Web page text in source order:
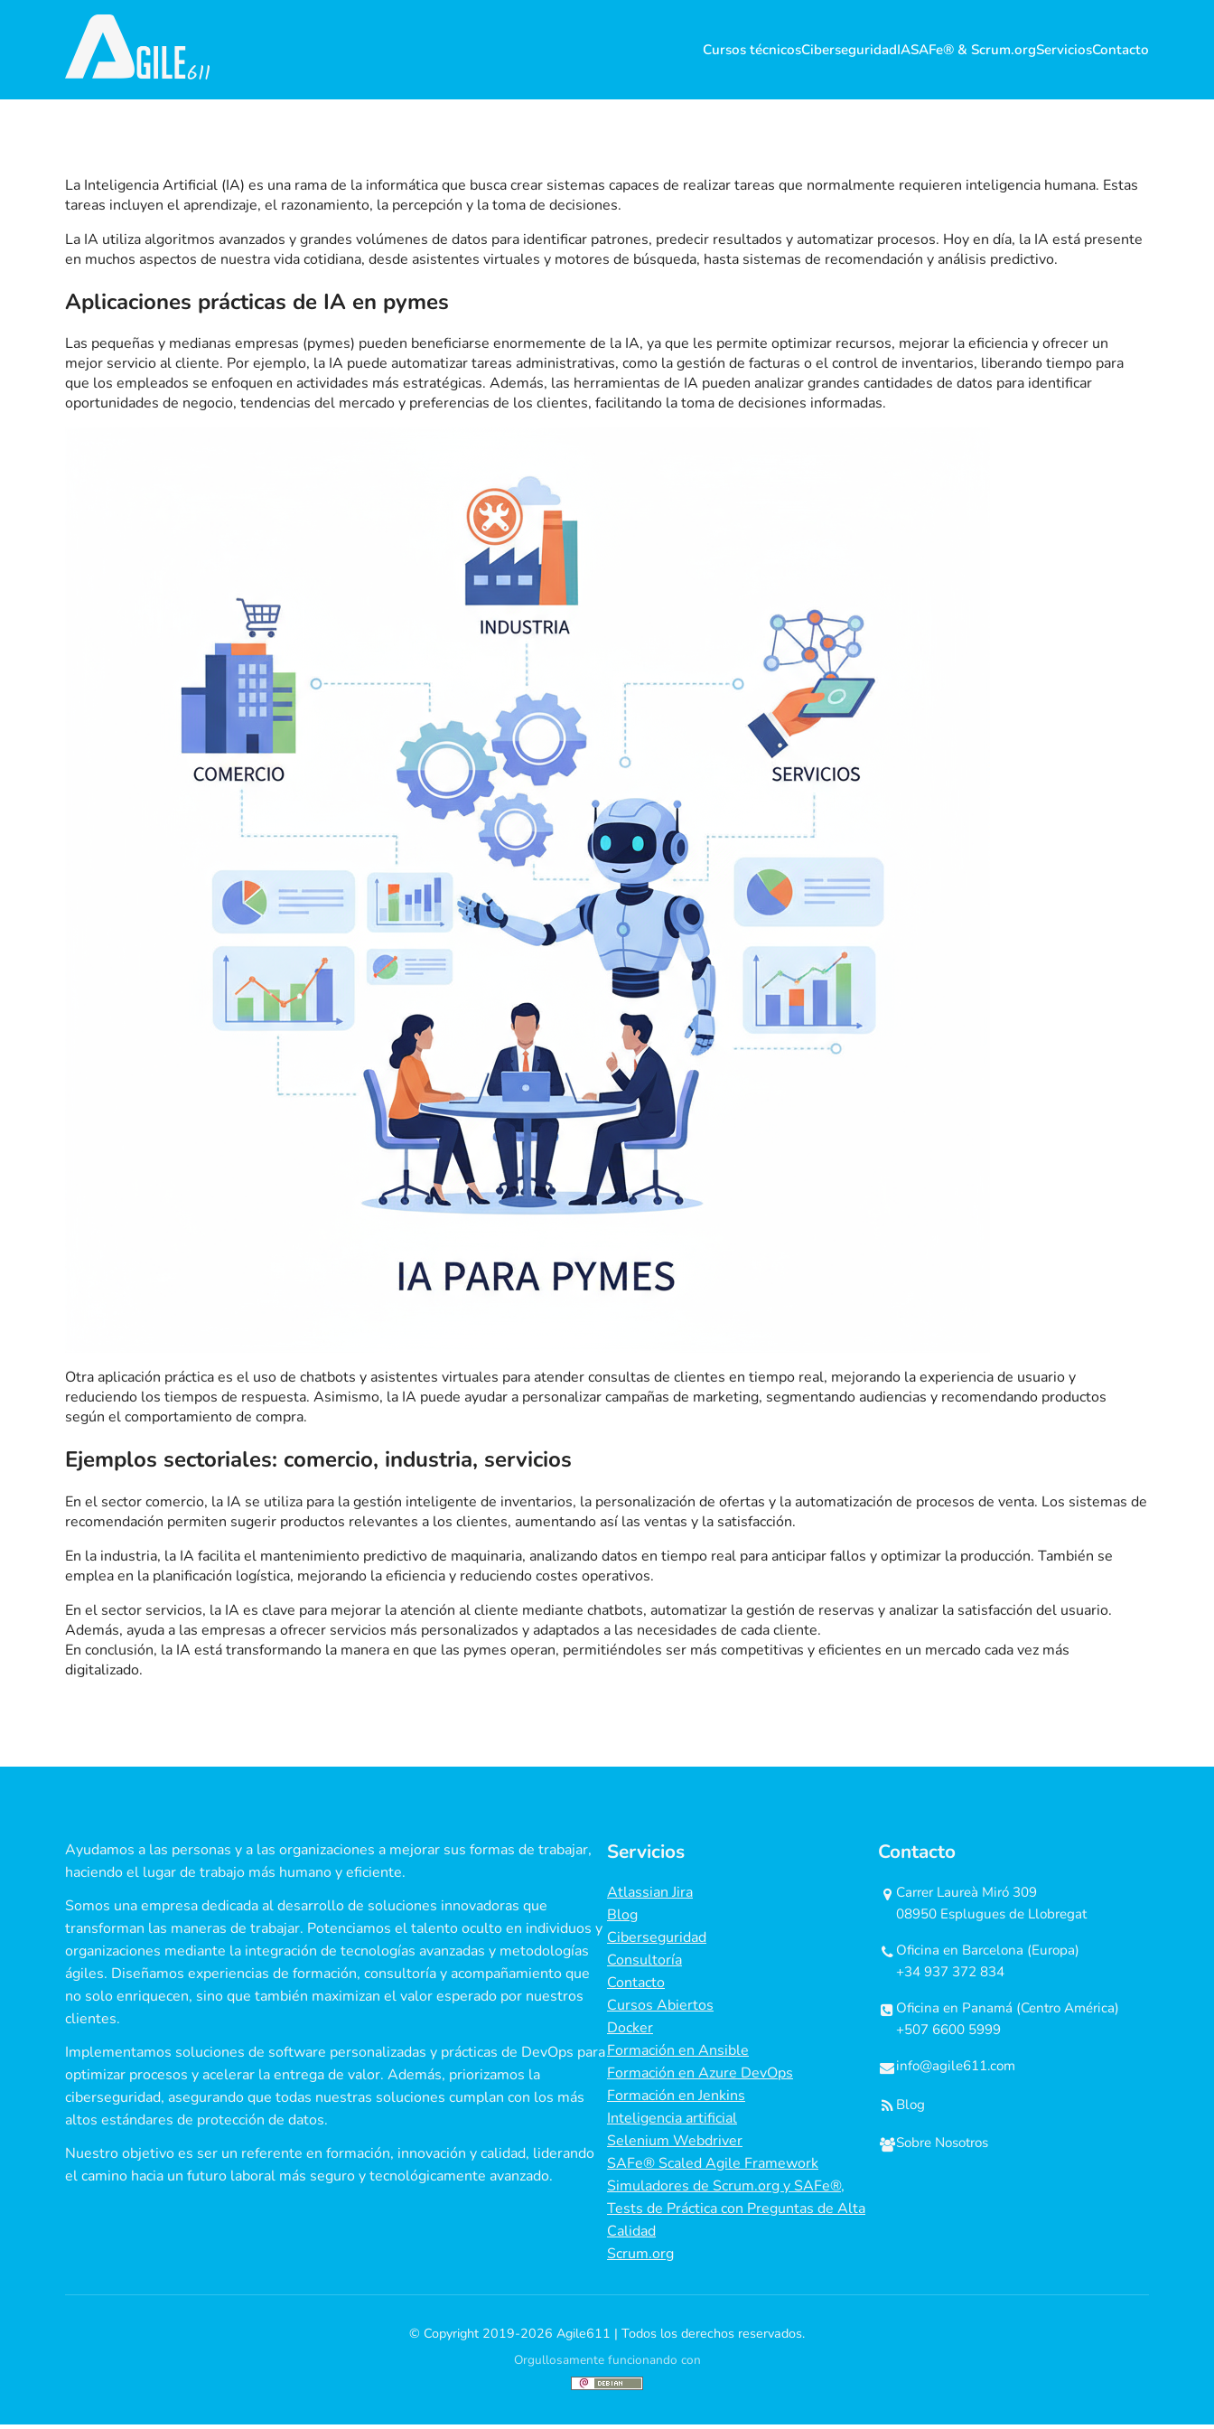
Cursos técnicosCiberseguridadIASAFe® & Scrum.orgServiciosContacto
La Inteligencia Artificial (IA) es una rama de la informática que busca crear sistemas capaces de realizar tareas que normalmente requieren inteligencia humana. Estas
tareas incluyen el aprendizaje, el razonamiento, la percepción y la toma de decisiones.
La IA utiliza algoritmos avanzados y grandes volúmenes de datos para identificar patrones, predecir resultados y automatizar procesos. Hoy en día, la IA está presente
en muchos aspectos de nuestra vida cotidiana, desde asistentes virtuales y motores de búsqueda, hasta sistemas de recomendación y análisis predictivo.
Aplicaciones prácticas de IA en pymes
Las pequeñas y medianas empresas (pymes) pueden beneficiarse enormemente de la IA, ya que les permite optimizar recursos, mejorar la eficiencia y ofrecer un
mejor servicio al cliente. Por ejemplo, la IA puede automatizar tareas administrativas, como la gestión de facturas o el control de inventarios, liberando tiempo para
que los empleados se enfoquen en actividades más estratégicas. Además, las herramientas de IA pueden analizar grandes cantidades de datos para identificar
oportunidades de negocio, tendencias del mercado y preferencias de los clientes, facilitando la toma de decisiones informadas.
Otra aplicación práctica es el uso de chatbots y asistentes virtuales para atender consultas de clientes en tiempo real, mejorando la experiencia de usuario y
reduciendo los tiempos de respuesta. Asimismo, la IA puede ayudar a personalizar campañas de marketing, segmentando audiencias y recomendando productos
según el comportamiento de compra.
Ejemplos sectoriales: comercio, industria, servicios
En el sector comercio, la IA se utiliza para la gestión inteligente de inventarios, la personalización de ofertas y la automatización de procesos de venta. Los sistemas de
recomendación permiten sugerir productos relevantes a los clientes, aumentando así las ventas y la satisfacción.
En la industria, la IA facilita el mantenimiento predictivo de maquinaria, analizando datos en tiempo real para anticipar fallos y optimizar la producción. También se
emplea en la planificación logística, mejorando la eficiencia y reduciendo costes operativos.
En el sector servicios, la IA es clave para mejorar la atención al cliente mediante chatbots, automatizar la gestión de reservas y analizar la satisfacción del usuario.
Además, ayuda a las empresas a ofrecer servicios más personalizados y adaptados a las necesidades de cada cliente.
En conclusión, la IA está transformando la manera en que las pymes operan, permitiéndoles ser más competitivas y eficientes en un mercado cada vez más
digitalizado.
Ayudamos a las personas y a las organizaciones a mejorar sus formas de trabajar,
haciendo el lugar de trabajo más humano y eficiente.
Somos una empresa dedicada al desarrollo de soluciones innovadoras que
transforman las maneras de trabajar. Potenciamos el talento oculto en individuos y
organizaciones mediante la integración de tecnologías avanzadas y metodologías
ágiles. Diseñamos experiencias de formación, consultoría y acompañamiento que
no solo enriquecen, sino que también maximizan el valor esperado por nuestros
clientes.
Implementamos soluciones de software personalizadas y prácticas de DevOps para
optimizar procesos y acelerar la entrega de valor. Además, priorizamos la
ciberseguridad, asegurando que todas nuestras soluciones cumplan con los más
altos estándares de protección de datos.
Nuestro objetivo es ser un referente en formación, innovación y calidad, liderando
el camino hacia un futuro laboral más seguro y tecnológicamente avanzado.
Servicios
Atlassian Jira
Blog
Ciberseguridad
Consultoría
Contacto
Cursos Abiertos
Docker
Formación en Ansible
Formación en Azure DevOps
Formación en Jenkins
Inteligencia artificial
Selenium Webdriver
SAFe® Scaled Agile Framework
Simuladores de Scrum.org y SAFe®,
Tests de Práctica con Preguntas de Alta
Calidad
Scrum.org
Contacto
Carrer Laureà Miró 309
08950 Esplugues de Llobregat
Oficina en Barcelona (Europa)
+34 937 372 834
Oficina en Panamá (Centro América)
+507 6600 5999
info@agile611.com
Blog
Sobre Nosotros
© Copyright 2019-2026 Agile611 | Todos los derechos reservados.
Orgullosamente funcionando con